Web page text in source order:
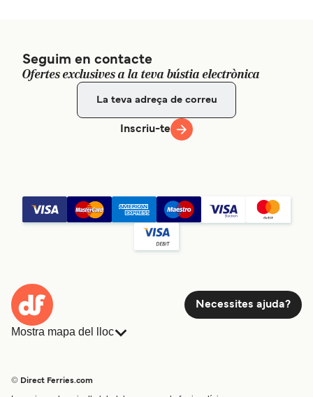
Seguim en contacte
Ofertes exclusives a la teva bústia electrònica
Inscriu-te
Necessites ajuda?
Mostra mapa del lloc
© Direct Ferries.com